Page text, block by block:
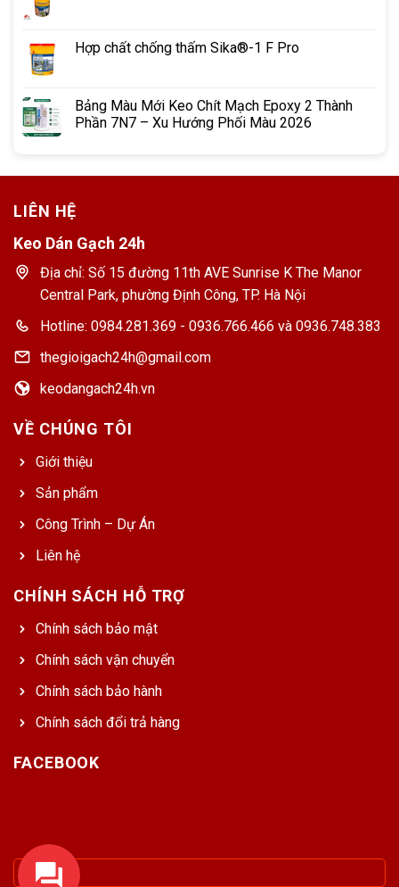
Hợp chất chống thấm Sika®-1 F Pro
Bảng Màu Mới Keo Chít Mạch Epoxy 2 Thành
Phần 7N7 – Xu Hướng Phối Màu 2026
LIÊN HỆ
Keo Dán Gạch 24h
Địa chỉ: Số 15 đường 11th AVE Sunrise K The Manor
Central Park, phường Định Công, TP. Hà Nội
Hotline: 0984.281.369 - 0936.766.466 và 0936.748.383
thegioigach24h@gmail.com
keodangach24h.vn
VỀ CHÚNG TÔI
Giới thiệu
Sản phẩm
Công Trình – Dự Án
Liên hệ
CHÍNH SÁCH HỖ TRỢ
Chính sách bảo mật
Chính sách vận chuyển
Chính sách bảo hành
Chính sách đổi trả hàng
FACEBOOK